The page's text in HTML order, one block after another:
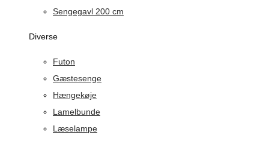
Sengegavl 200 cm
Diverse
Futon
Gæstesenge
Hængekøje
Lamelbunde
Læselampe